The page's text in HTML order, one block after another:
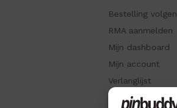
Bestelling volgen
RMA aanmelden
Mijn dashboard
Mijn account
Verlanglijst
Recent bekeken